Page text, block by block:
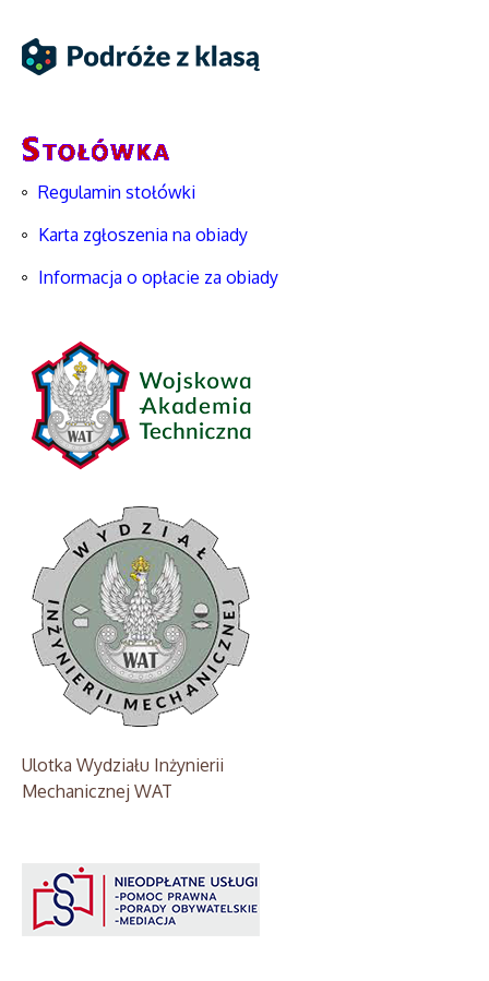
Regulamin stołówki
Karta zgłoszenia na obiady
Informacja o opłacie za obiady
Ulotka Wydziału Inżynierii
Mechanicznej WAT